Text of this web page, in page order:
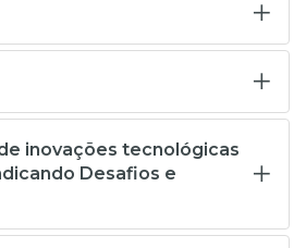
inovações tecnológicas
Desafios e